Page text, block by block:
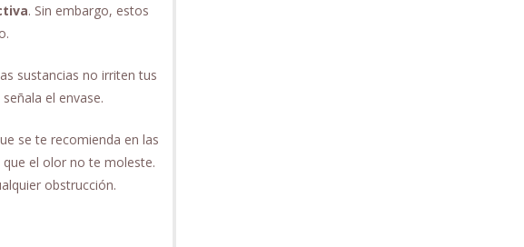
. Sin embargo, estos
sustancias no irriten tus
el envase.
se te recomienda en las
el olor no te moleste.
obstrucción.